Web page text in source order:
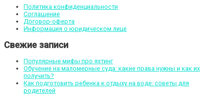
Политика конфиденциальности
Соглашение
Договор-оферта
Информация о юридическом лице
Свежие записи
Популярные мифы про яхтинг
Обучение на маломерные суда: какие права нужны и как их
получить?
Как подготовить ребенка к отдыху на воде: советы для
родителей